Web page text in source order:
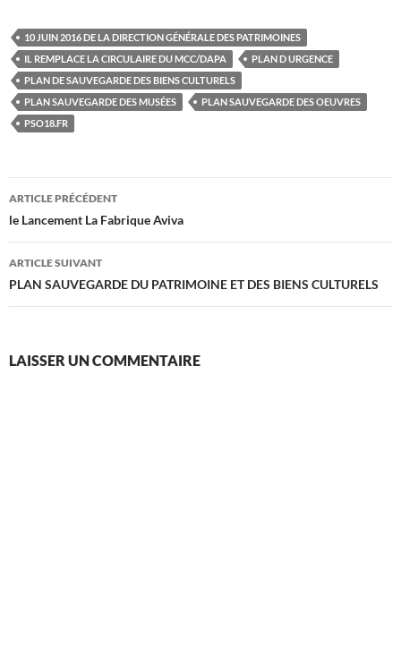
10 JUIN 2016 DE LA DIRECTION GÉNÉRALE DES PATRIMOINES
IL REMPLACE LA CIRCULAIRE DU MCC/DAPA
PLAN D URGENCE
PLAN DE SAUVEGARDE DES BIENS CULTURELS
PLAN SAUVEGARDE DES MUSÉES
PLAN SAUVEGARDE DES OEUVRES
PSO18.FR
Navigation
des
articles
ARTICLE PRÉCÉDENT
le Lancement La Fabrique Aviva
ARTICLE SUIVANT
PLAN SAUVEGARDE DU PATRIMOINE ET DES BIENS CULTURELS
LAISSER UN COMMENTAIRE